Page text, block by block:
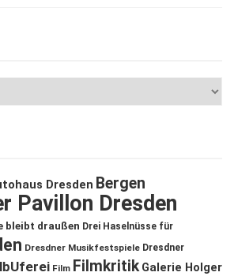
Dresden Bergen
Pavillon Dresden
bleibt draußen Drei Haselnüsse für
Dresdner Musikfestspiele Dresdner
Film Filmkritik Galerie Holger